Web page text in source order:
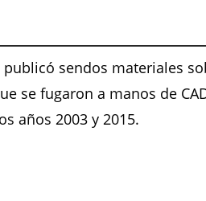
sendos materiales
se fugaron a manos de
años 2003 y 2015.